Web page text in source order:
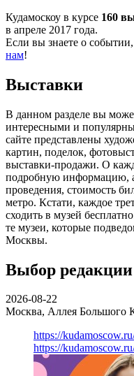
Кудамоскоу в курсе 160
в апреле 2017 года.
Если вы знаете о событии,
нам!
Выставки
В данном разделе вы
интересными и
сайте представлены
картин, поделок,
выставки-продажи. О
подробную информацию,
проведения, стоимость
метро. Кстати, каждое
сходить в музей
те музеи, которые
Москвы.
Выбор редакции
2026-08-22
Москва, Аллея Большого
https://
https://